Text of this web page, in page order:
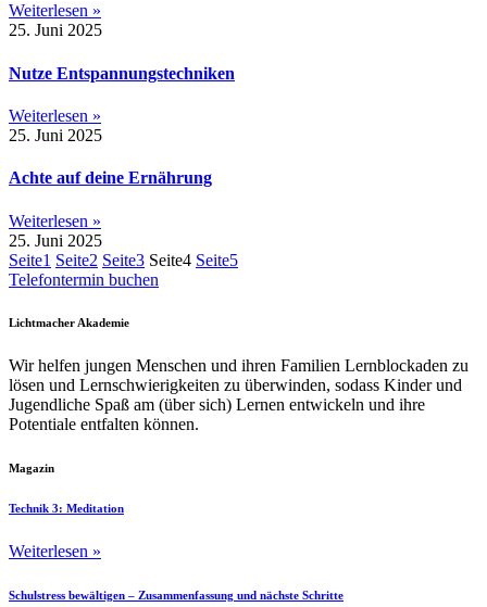
Weiterlesen »
25. Juni 2025
Nutze Entspannungstechniken
Weiterlesen »
25. Juni 2025
Achte auf deine Ernährung
Weiterlesen »
25. Juni 2025
Seite1 Seite2 Seite3 Seite4 Seite5
Telefontermin buchen
Lichtmacher Akademie
Wir helfen jungen Menschen und ihren Familien Lernblockaden zu
lösen und Lernschwierigkeiten zu überwinden, sodass Kinder und
Jugendliche Spaß am (über sich) Lernen entwickeln und ihre
Potentiale entfalten können.
Magazin
Technik 3: Meditation
Weiterlesen »
Schulstress bewältigen – Zusammenfassung und nächste Schritte